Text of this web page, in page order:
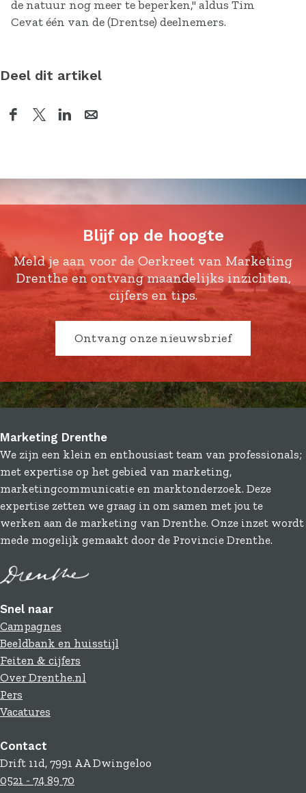
de natuur nog meer te beperken," aldus Tim
Cevat één van de (Drentse) deelnemers.
Deel dit artikel
D
d
e
p
a
g
i
n
a
p
F
a
e
b
o
o
k
D
e
p
a
g
i
n
p
X
D
d
e
p
a
i
o
p
L
i
n
k
e
d
I
n
D
e
e
p
a
g
i
a
o
p
e
-
m
a
i
l
Blijf op de hoogte
Meld je aan voor de Oerkreet van Marketing
Drenthe en ontvang maandelijks inzichten,
cijfers en tips.
Ontvang onze nieuwsbrief
Marketing Drenthe
We zijn een klein en enthousiast team van professionals;
met expertise op het gebied van marketing,
marketingcommunicatie en marktonderzoek. Deze
expertise zetten we graag in om samen met jou te
werken aan de marketing van Drenthe. Onze inzet wordt
mede mogelijk gemaakt door de Provincie Drenthe.
Snel naar
Campagnes
Beeldbank en huisstijl
Feiten & cijfers
Over Drenthe.nl
Pers
Vacatures
Contact
Drift 11d, 7991 AA Dwingeloo
0521 - 74 89 70